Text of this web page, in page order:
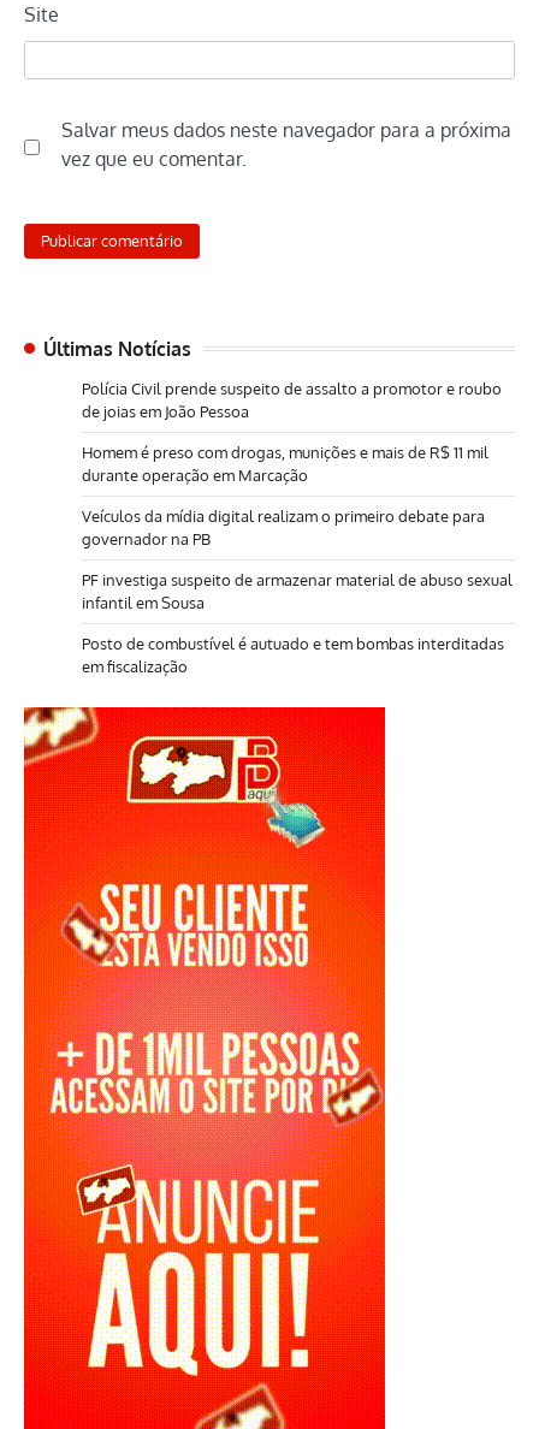
Site
Salvar meus dados neste navegador para a próxima
vez que eu comentar.
Últimas Notícias
Polícia Civil prende suspeito de assalto a promotor e roubo
de joias em João Pessoa
Homem é preso com drogas, munições e mais de R$ 11 mil
durante operação em Marcação
Veículos da mídia digital realizam o primeiro debate para
governador na PB
PF investiga suspeito de armazenar material de abuso sexual
infantil em Sousa
Posto de combustível é autuado e tem bombas interditadas
em fiscalização